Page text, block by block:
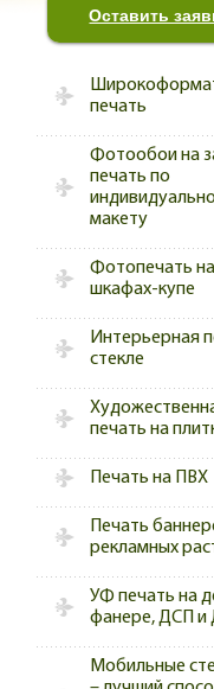
Оставить
печать
Фотообои на
печать по
макету
Фотопечать на
шкафах-купе
Интерьерная
стекле
печать на
Печать на ПВХ
Печать
рекламных
УФ печать на
фанере, ДСП и
Мобильные